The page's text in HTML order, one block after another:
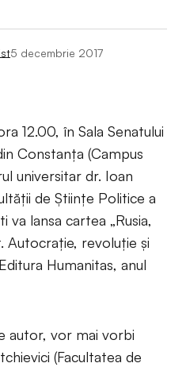
5 decembrie 2017
12.00, în Sala Senatului
Constanţa (Campus
universitar dr. Ioan
de Științe Politice a
va lansa cartea „Rusia,
Autocrație, revoluție și
Humanitas, anul
autor, vor mai vorbi
(Facultatea de